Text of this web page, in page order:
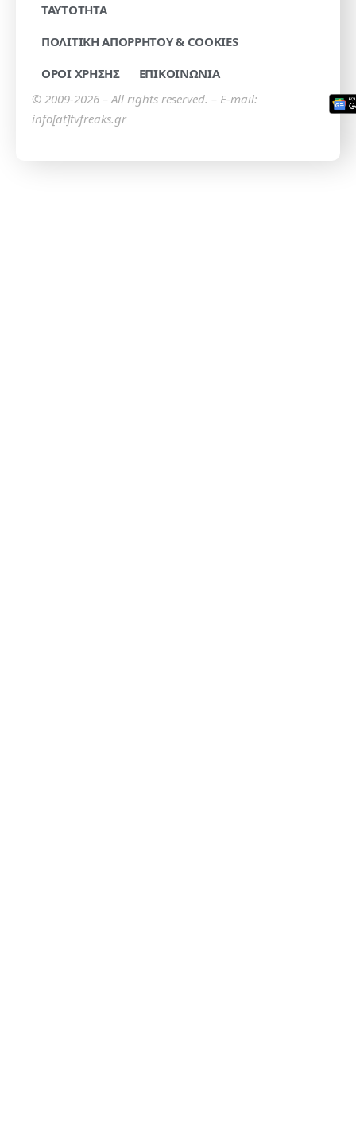
TAYTOTHTA
ΠΟΛΙΤΙΚΗ ΑΠΟΡΡΗΤΟΥ & COOKIES
ΟΡΟΙ ΧΡΗΣΗΣ
ΕΠΙΚΟΙΝΩΝΙΑ
© 2009-2026 – All rights reserved. – E-mail:
info[at]tvfreaks.gr